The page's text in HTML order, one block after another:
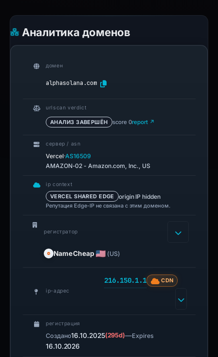
Аналитика доменов
домен
alphasolana.com
urlscan verdict
АНАЛИЗ ЗАВЕРШЁН score 0report ↗
сервер / asn
Vercel·AS16509
AMAZON-02 - Amazon.com, Inc., US
ip context
VERCEL SHARED EDGE origin IP hidden
Репутация Edge-IP не связана с этим доменом.
регистратор
NameCheap (US)
ip-адрес
216.150.1.1 CDN
регистрация
Создано16.10.2025(295d)—Expires
16.10.2026